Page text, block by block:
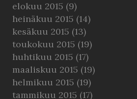
elokuu 2015 (9)
heinäkuu 2015 (14)
kesäkuu 2015 (13)
toukokuu 2015 (19)
huhtikuu 2015 (17)
maaliskuu 2015 (19)
helmikuu 2015 (19)
tammikuu 2015 (17)